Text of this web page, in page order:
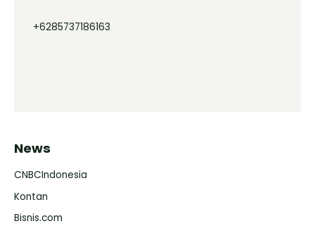
+6285737186163
News
CNBCIndonesia
Kontan
Bisnis.com